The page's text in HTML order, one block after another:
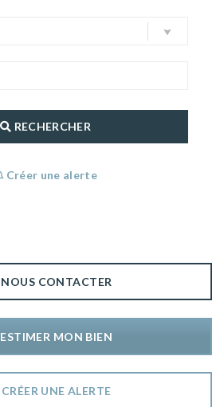
RECHERCHER
Créer une alerte
NOUS CONTACTER
ESTIMER MON BIEN
CRÉER UNE ALERTE